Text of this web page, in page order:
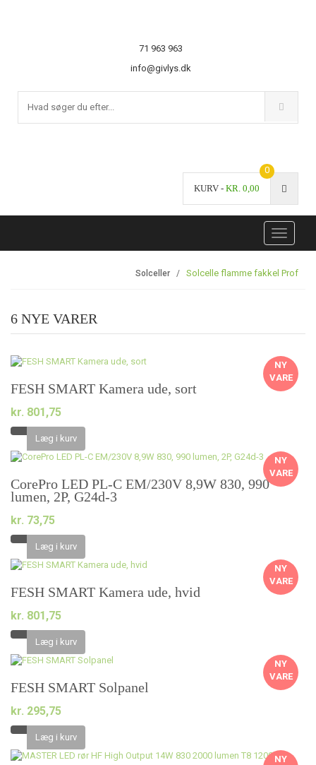
71 963 963
info@givlys.dk
KURV - KR. 0,00
0
Toggle
Solceller Solcelle flamme fakkel Prof
6 NYE VARER
NY
VARE
FESH SMART Kamera ude, sort
kr. 801,75
Læg i kurv
NY
VARE
CorePro LED PL-C EM/230V 8,9W 830, 990
lumen, 2P, G24d-3
kr. 73,75
Læg i kurv
NY
VARE
FESH SMART Kamera ude, hvid
kr. 801,75
Læg i kurv
NY
VARE
FESH SMART Solpanel
kr. 295,75
Læg i kurv
NY